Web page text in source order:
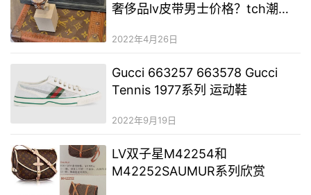
奢侈品lv皮带男士价格？tch潮牌
2022年4月26日
Gucci 663257 663578 Gucci
Tennis 1977系列 运动鞋
2022年9月19日
LV双子星M42254和
M42252SAUMUR系列欣赏